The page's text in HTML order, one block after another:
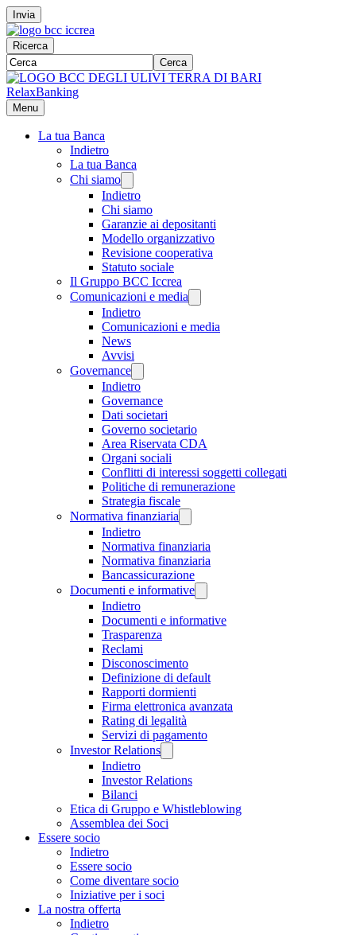
Invia
Ricerca
Cerca
RelaxBanking
Menu
La tua Banca
Indietro
La tua Banca
Chi siamo
Indietro
Chi siamo
Garanzie ai depositanti
Modello organizzativo
Revisione cooperativa
Statuto sociale
Il Gruppo BCC Iccrea
Comunicazioni e media
Indietro
Comunicazioni e media
News
Avvisi
Governance
Indietro
Governance
Dati societari
Governo societario
Area Riservata CDA
Organi sociali
Conflitti di interessi soggetti collegati
Politiche di remunerazione
Strategia fiscale
Normativa finanziaria
Indietro
Normativa finanziaria
Normativa finanziaria
Bancassicurazione
Documenti e informative
Indietro
Documenti e informative
Trasparenza
Reclami
Disconoscimento
Definizione di default
Rapporti dormienti
Firma elettronica avanzata
Rating di legalità
Servizi di pagamento
Investor Relations
Indietro
Investor Relations
Bilanci
Etica di Gruppo e Whistleblowing
Assemblea dei Soci
Essere socio
Indietro
Essere socio
Come diventare socio
Iniziative per i soci
La nostra offerta
Indietro